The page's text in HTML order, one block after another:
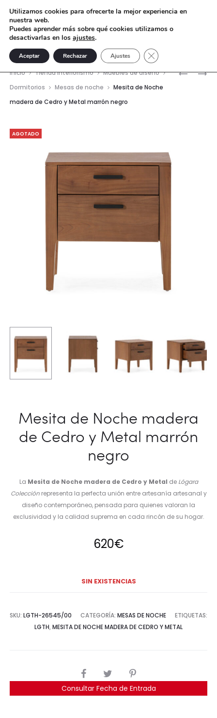
MESITA
MESITA
Inicio Tienda interiorismo
Muebles de diseño
Dormitorios
Mesas de noche
Mesita de Noche
madera de Cedro y Metal marrón negro
Consultar Fecha de Entrada
AGOTADO
Mesita de Noche madera
de Cedro y Metal marrón
negro
La Mesita de Noche madera de Cedro y Metal de Lógara
Colecciónrepresenta la perfecta unión entre artesanía artesanal y
diseño contemporáneo, pensada para quienes valoran la
exclusividad y la calidad suprema en cada rincón de su hogar.
620€
SIN EXISTENCIAS
SKU: LGTH-26545/00 CATEGORÍA: MESAS DE NOCHE
ETIQUETAS:
LGTH, MESITA DE NOCHE MADERA DE CEDRO Y METAL
COMPARTIR
Utilizamos cookies para ofrecerte la mejor experiencia en
nuestra web.
Puedes aprender más sobre qué cookies utilizamos o
desactivarlas en los ajustes.
Aceptar Rechazar Ajustes Cerrar el banner de